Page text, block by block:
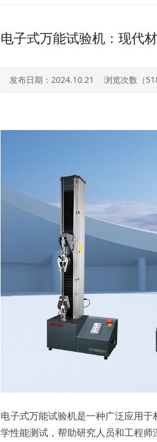
电子式万能试验机：现代
发布日期：2024.10.21 浏览次数（
电子式万能试验机是一种广泛应用
学性能测试，帮助研究人员和工程师